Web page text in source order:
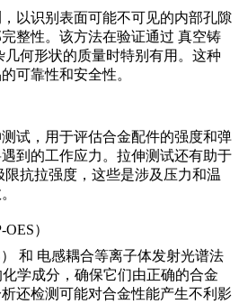
以识别表面可能不可见的内部孔隙
整性。该方法在验证通过 真空铸
何形状的质量时特别有用。这种
可靠性和安全性。
测试，用于评估合金配件的强度和弹
到的工作应力。拉伸测试还有助于
限抗拉强度 ，这些是涉及压力和温
）
和 电感耦合等离子体发射光谱法
学成分，确保它们由正确的合金
还检测可能对合金性能产生不利影